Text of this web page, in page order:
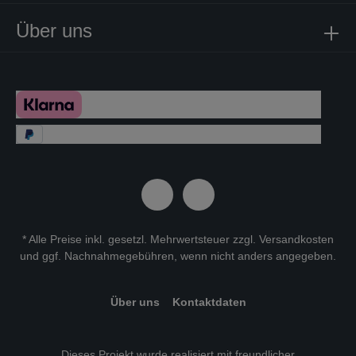
Über uns
* Alle Preise inkl. gesetzl. Mehrwertsteuer zzgl. Versandkosten
und ggf. Nachnahmegebühren, wenn nicht anders angegeben.
Über uns Kontaktdaten